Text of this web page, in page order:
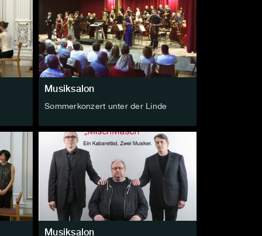
Musiksalon
Sommerkonzert unter der Linde
Musiksalon